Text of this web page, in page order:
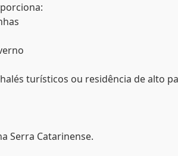
turísticos ou residência de alto
Serra Catarinense.